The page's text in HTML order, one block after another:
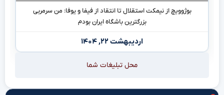
بوژوویچ از نیمکت استقلال تا انتقاد از فیفا و یوفا: من سرمربی
بزرگترین باشگاه ایران بودم
اردیبهشت ۲۲, ۱۴۰۴
محل تبلیغات شما